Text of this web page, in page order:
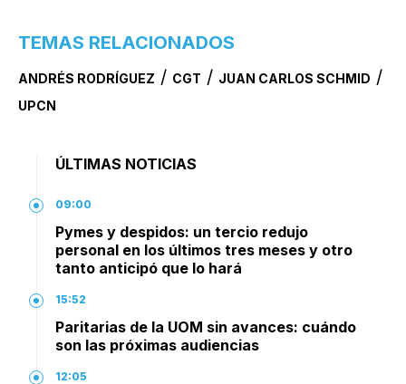
TEMAS RELACIONADOS
ANDRÉS RODRÍGUEZ / CGT / JUAN CARLOS SCHMID /
UPCN
ÚLTIMAS NOTICIAS
09:00
Pymes y despidos: un tercio redujo
personal en los últimos tres meses y otro
tanto anticipó que lo hará
15:52
Paritarias de la UOM sin avances: cuándo
son las próximas audiencias
12:05